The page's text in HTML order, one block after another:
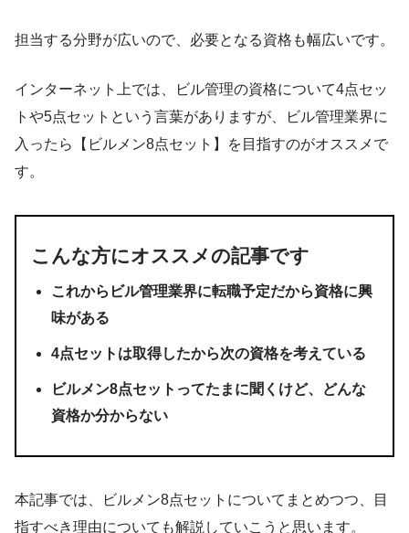
担当する分野が広いので、必要となる資格も幅広いです。
インターネット上では、ビル管理の資格について4点セッ
トや5点セットという言葉がありますが、ビル管理業界に
入ったら【ビルメン8点セット】を目指すのがオススメで
す。
こんな方にオススメの記事です
これからビル管理業界に転職予定だから資格に興
味がある
4点セットは取得したから次の資格を考えている
ビルメン8点セットってたまに聞くけど、どんな
資格か分からない
本記事では、ビルメン8点セットについてまとめつつ、目
指すべき理由についても解説していこうと思います。